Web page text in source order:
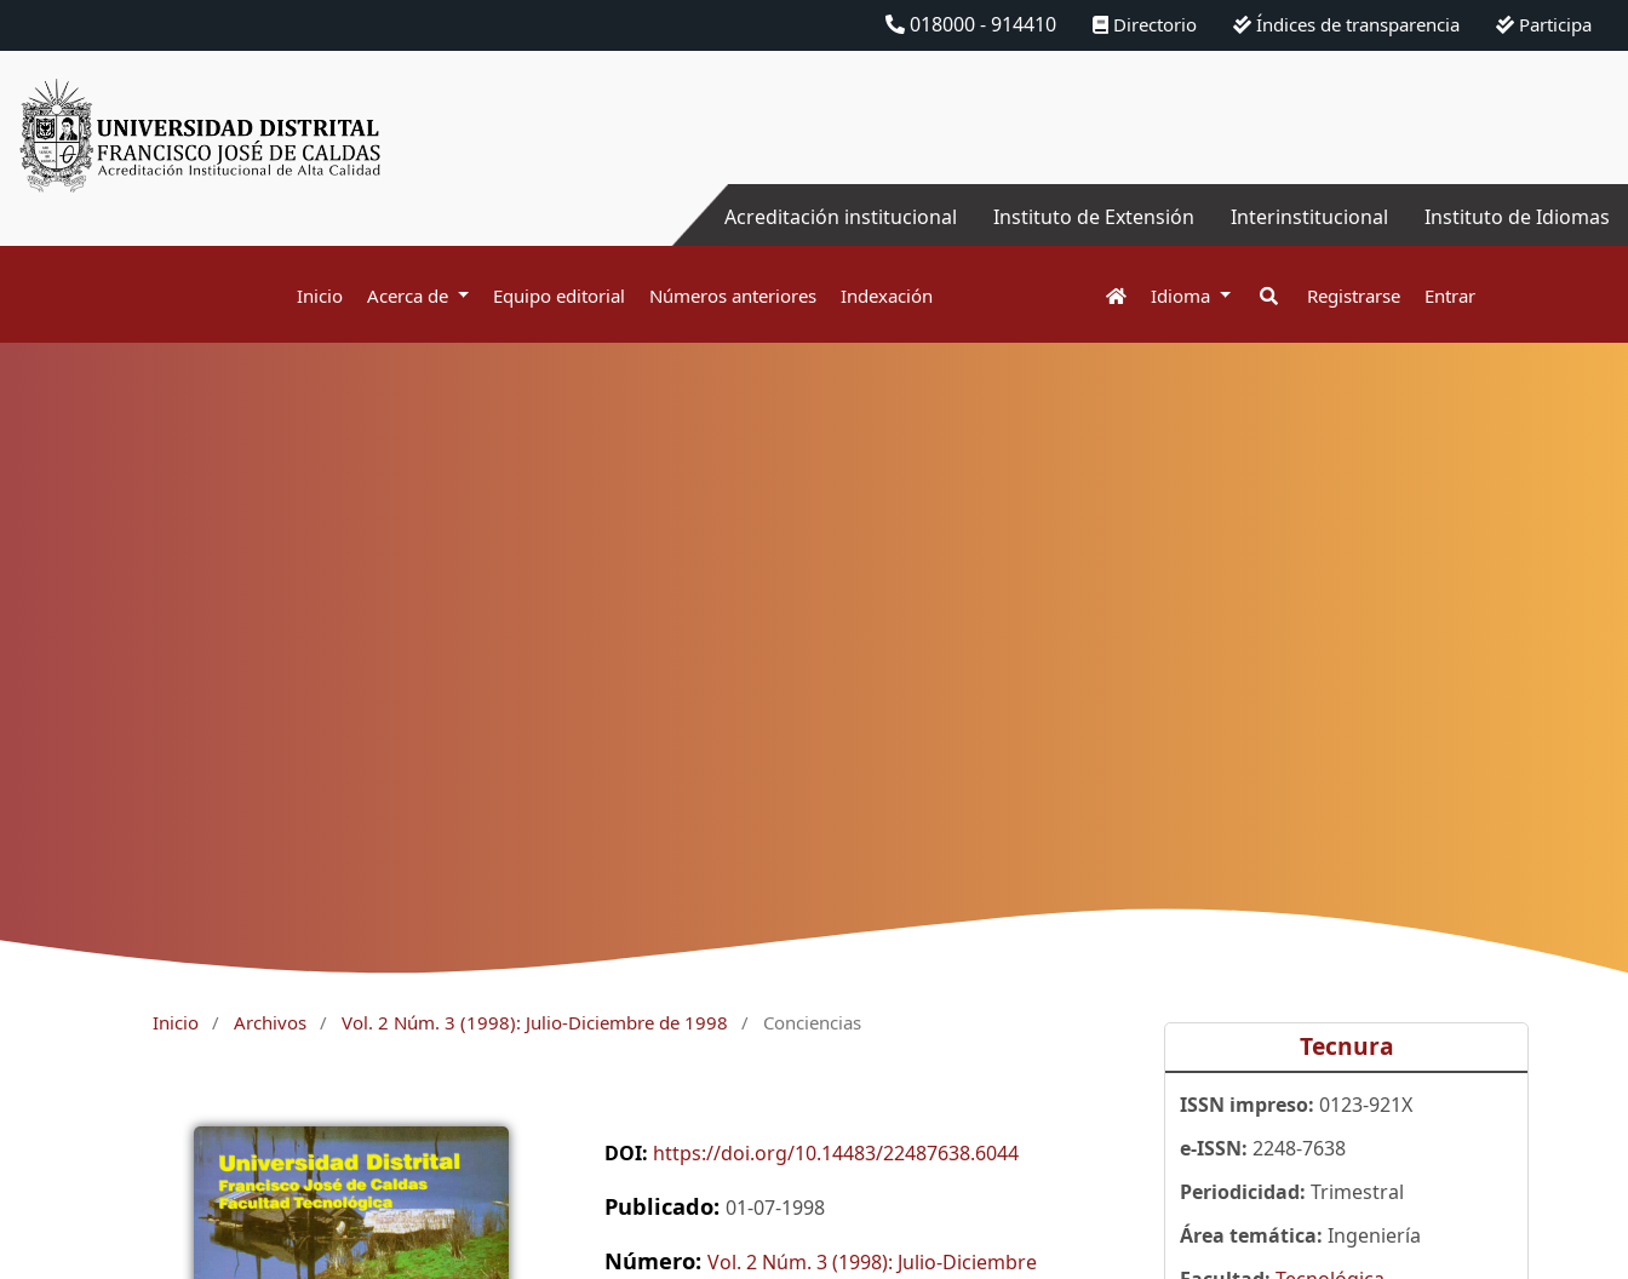
018000 - 914410 Directorio Índices de transparencia Participa
Acreditación institucional Instituto de Extensión Interinstitucional Instituto de Idiomas
Inicio Acerca de Equipo editorial Números anteriores Indexación Idioma Registrarse Entrar
Inicio / Archivos / Vol. 2 Núm. 3 (1998): Julio-Diciembre de 1998 / Conciencias
DOI: https://doi.org/10.14483/22487638.6044
Publicado: 01-07-1998
Número: Vol. 2 Núm. 3 (1998): Julio-Diciembre
Tecnura
ISSN impreso: 0123-921X
e-ISSN: 2248-7638
Periodicidad: Trimestral
Área temática: Ingeniería